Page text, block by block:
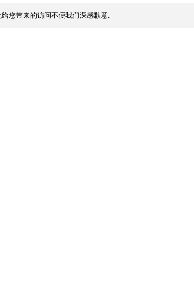
您带来的访问不便我们深感歉意.